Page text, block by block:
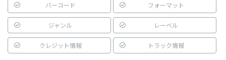
バーコード フォーマット
ジャンル レーベル
クレジット情報 トラック情報